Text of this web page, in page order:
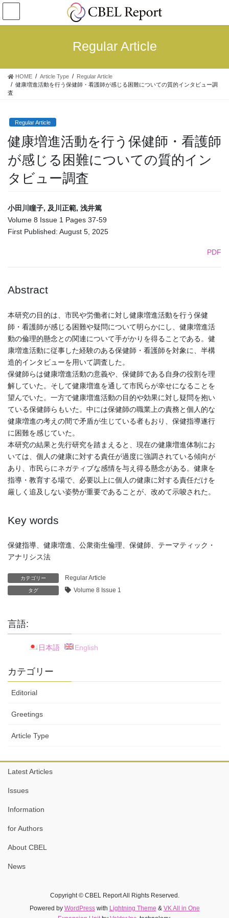
コ
テ
ス
ナ
ゲ
ン
Regular Article
HOME Article Type
Regular Article
健康増進活動を行う保健師・看護師が感じる困難についての質的インタビュー調
査
Regular Article
健康増進活動を行う保健師・看護師
が感じる困難についての質的イン
タビュー調査
小田川瞳子, 及川正範, 浅井篤
Volume 8 Issue 1 Pages 37-59
First Published: August 5, 2025
PDF
Abstract
本研究の目的は、市民や労働者に対し健康増進活動を行う保健
師・看護師が感じる困難や疑問について明らかにし、健康増進活
動の倫理的懸念との関連について手がかりを得ることである。健
康増進活動に従事した経験のある保健師・看護師を対象に、半構
造的インタビューを用いて調査した。
保健師らは健康増進活動の意義や、保健師である自身の役割を理
解していた。そして健康増進を通して市民らが幸せになることを
望んでいた。一方で健康増進活動の目的や効果に対し疑問を抱い
ている保健師らもいた。中には保健師の職業上の責務と個人的な
健康増進の考えの間で矛盾が生じている者もおり、保健指導遂行
に困難を感じていた。
本研究の結果と先行研究を踏まえると、現在の健康増進体制にお
いては、個人の健康に対する責任が過度に強調されている傾向が
あり、市民らにネガティブな感情を与え得る懸念がある。健康を
指導・教育する場で、必要以上に個人の健康に対する責任だけを
厳しく追及しない姿勢が重要であることが、改めて示唆された。
Key words
保健指導、健康増進、公衆衛生倫理、保健師、テーマティック・
アナリシス法
カテゴリー Regular Article
タグ Volume 8 Issue 1
言語:
日本語 English
カテゴリー
Editorial
Greetings
Article Type
Latest Articles
Issues
Information
for Authors
About CBEL
News
Copyright © CBEL Report All Rights Reserved.
Powered by WordPresswith Lightning Theme & VK All in One